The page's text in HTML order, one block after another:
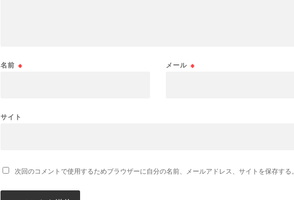
名前 ※ メール ※
サイト
次回のコメントで使用するためブラウザーに自分の名前、メールアドレス、サイトを保存する。